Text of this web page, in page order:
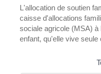
L'allocation de soutien
caisse d'allocations
sociale agricole (MSA) à
enfant, qu'elle vive seule